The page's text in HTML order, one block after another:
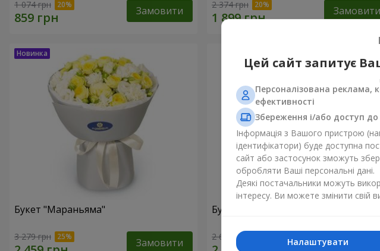
1 074 грн Замовити 2 374 грн Замовити
Букет "Мараньяма"
3 279 грн Замовити
Букет "Казка мого життя"
2 621 грн Замовити
Цей сайт запитує
Персоналізована реклама,
ефективності
Збереження і/або доступ
Інформація з Вашого пристрою
ідентифікатори) буде доступна
сайт або застосунок зможуть
обробляти Ваші персональні дані.
Деякі постачальники можуть
інтересу. Ви можете змінити свій
Налаштувати